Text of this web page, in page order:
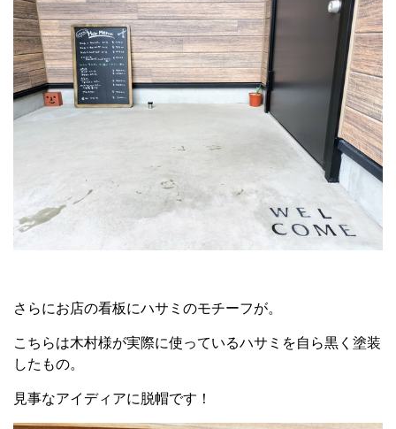
さらにお店の看板にハサミのモチーフが。
こちらは木村様が実際に使っているハサミを自ら黒く塗装
したもの。
見事なアイディアに脱帽です！